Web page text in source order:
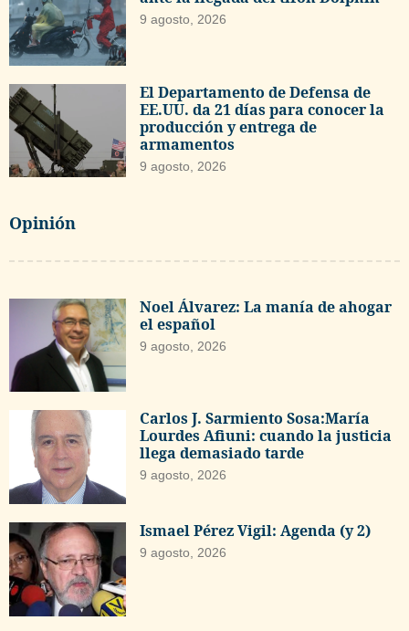
9 agosto, 2026
El Departamento de Defensa de
EE.UU. da 21 días para conocer la
producción y entrega de
armamentos
9 agosto, 2026
Opinión
Noel Álvarez: La manía de ahogar
el español
9 agosto, 2026
Carlos J. Sarmiento Sosa:María
Lourdes Afiuni: cuando la justicia
llega demasiado tarde
9 agosto, 2026
Ismael Pérez Vigil: Agenda (y 2)
9 agosto, 2026